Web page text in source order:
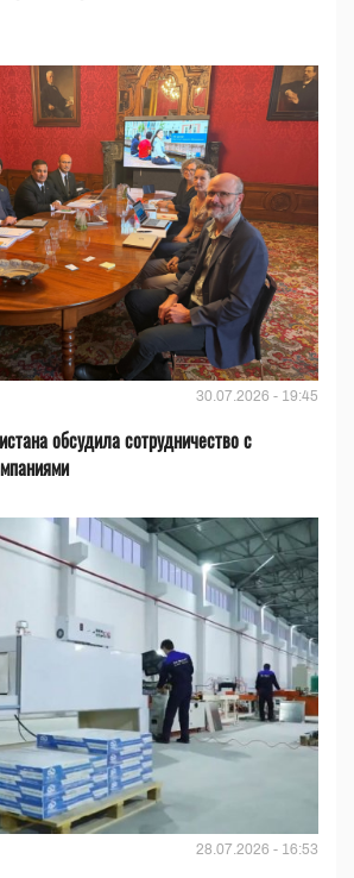
30.07.2026 - 19:45
обсудила сотрудничество с
28.07.2026 - 16:53